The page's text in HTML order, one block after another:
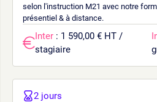
selon l'instruction M21 avec notre
présentiel & à distance.
Inter : 1 590,00 € HT /
stagiaire
2 jours